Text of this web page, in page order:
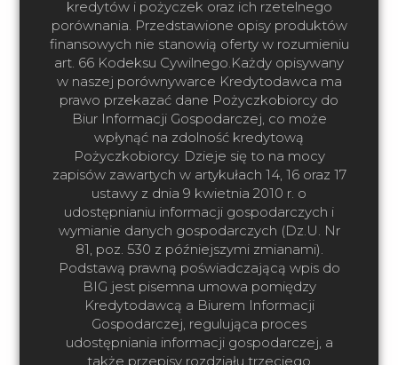
kredytów i pożyczek oraz ich rzetelnego
porównania. Przedstawione opisy produktów
finansowych nie stanowią oferty w rozumieniu
art. 66 Kodeksu Cywilnego.Każdy opisywany
w naszej porównywarce Kredytodawca ma
prawo przekazać dane Pożyczkobiorcy do
Biur Informacji Gospodarczej, co może
wpłynąć na zdolność kredytową
Pożyczkobiorcy. Dzieje się to na mocy
zapisów zawartych w artykułach 14, 16 oraz 17
ustawy z dnia 9 kwietnia 2010 r. o
udostępnianiu informacji gospodarczych i
wymianie danych gospodarczych (Dz.U. Nr
81, poz. 530 z późniejszymi zmianami).
Podstawą prawną poświadczającą wpis do
BIG jest pisemna umowa pomiędzy
Kredytodawcą a Biurem Informacji
Gospodarczej, regulująca proces
udostępniania informacji gospodarczej, a
także przepisy rozdziału trzeciego